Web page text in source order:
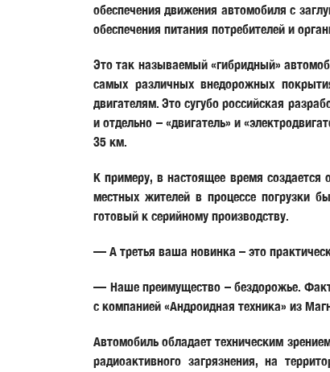
обеспечения движения автомобиля с
обеспечения питания потребителей и
Это так называемый «гибридный»
самых различных внедорожных
двигателям. Это сугубо российская
и отдельно – «двигатель» и
35 км.
К примеру, в настоящее время
местных жителей в процессе погрузки
готовый к серийному производству.
— А третья ваша новинка – это
— Наше преимущество – бездорожье.
с компанией «Андроидная техника» из
Автомобиль обладает техническим
радиоактивного загрязнения, на